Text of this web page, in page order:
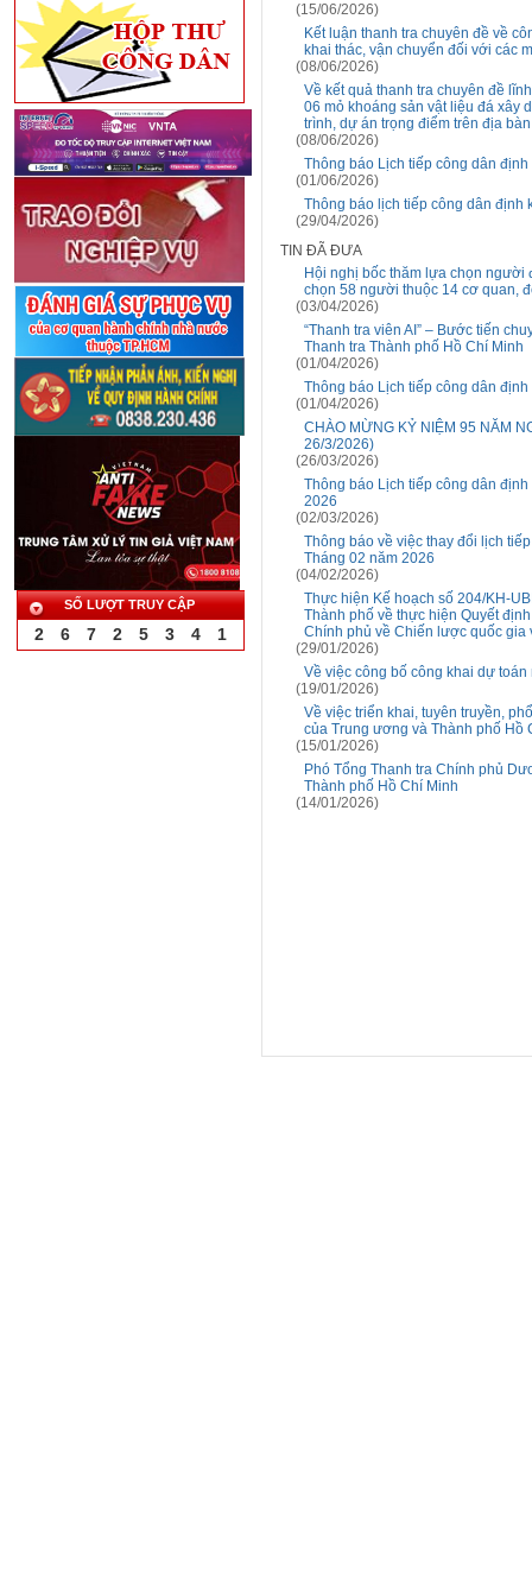
SỐ LƯỢT TRUY CẬP
2 6 7 2 5 3 4 1
(15/06/2026)
Kết luận thanh tra chuyên đề về
khai thác, vận chuyển đối với các
(08/06/2026)
Về kết quả thanh tra chuyên đề
06 mỏ khoáng sản vật liệu đá xây
trình, dự án trọng điểm trên địa
(08/06/2026)
Thông báo Lịch tiếp công dân
(01/06/2026)
Thông báo lịch tiếp công dân định
(29/04/2026)
TIN ĐÃ ĐƯA
Hội nghị bốc thăm lựa chọn người
chọn 58 người thuộc 14 cơ quan,
(03/04/2026)
“Thanh tra viên AI” – Bước tiến
Thanh tra Thành phố Hồ Chí Minh
(01/04/2026)
Thông báo Lịch tiếp công dân
(01/04/2026)
CHÀO MỪNG KỶ NIỆM 95 NĂM
26/3/2026)
(26/03/2026)
Thông báo Lịch tiếp công dân
2026
(02/03/2026)
Thông báo về việc thay đổi lịch
Tháng 02 năm 2026
(04/02/2026)
Thực hiện Kế hoạch số 204/KH-
Thành phố về thực hiện Quyết
Chính phủ về Chiến lược quốc gia
(29/01/2026)
Về việc công bố công khai dự
(19/01/2026)
Về việc triển khai, tuyên truyền,
của Trung ương và Thành phố Hồ
(15/01/2026)
Phó Tổng Thanh tra Chính phủ
Thành phố Hồ Chí Minh
(14/01/2026)